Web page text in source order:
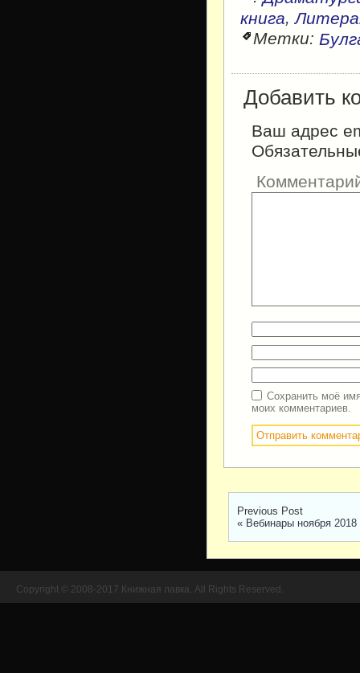
книга,
Метки:
Добавить
Ваш адрес
Сохранить моё
моих комментариев.
Previous Post
« Вебинары ноября 2018
Copyright © 2008-2017 Книжная лавка. All Rights Reserved.